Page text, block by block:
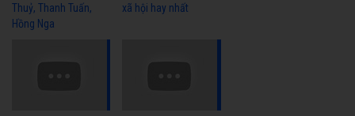
Thuỷ, Thanh Tuấn,
Hồng Nga
xã hội hay nhất